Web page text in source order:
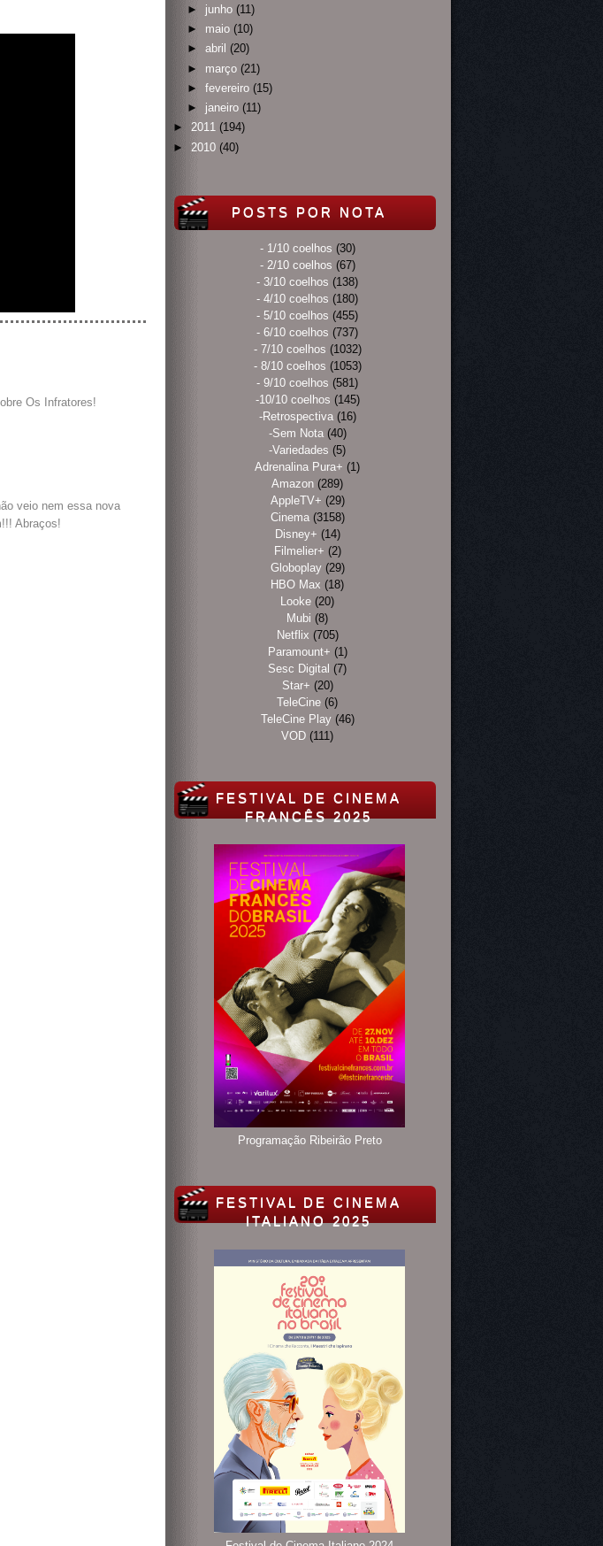
Os Infratores!
veio nem essa nova
Abraços!
► junho (11)
► maio (10)
► abril (20)
► março (21)
► fevereiro (15)
► janeiro (11)
► 2011 (194)
► 2010 (40)
POSTS POR NOTA
- 1/10 coelhos (30)
- 2/10 coelhos (67)
- 3/10 coelhos (138)
- 4/10 coelhos (180)
- 5/10 coelhos (455)
- 6/10 coelhos (737)
- 7/10 coelhos (1032)
- 8/10 coelhos (1053)
- 9/10 coelhos (581)
-10/10 coelhos (145)
-Retrospectiva (16)
-Sem Nota (40)
-Variedades (5)
Adrenalina Pura+ (1)
Amazon (289)
AppleTV+ (29)
Cinema (3158)
Disney+ (14)
Filmelier+ (2)
Globoplay (29)
HBO Max (18)
Looke (20)
Mubi (8)
Netflix (705)
Paramount+ (1)
Sesc Digital (7)
Star+ (20)
TeleCine (6)
TeleCine Play (46)
VOD (111)
FESTIVAL DE CINEMA
FRANCÊS 2025
Programação Ribeirão Preto
FESTIVAL DE CINEMA
ITALIANO 2025